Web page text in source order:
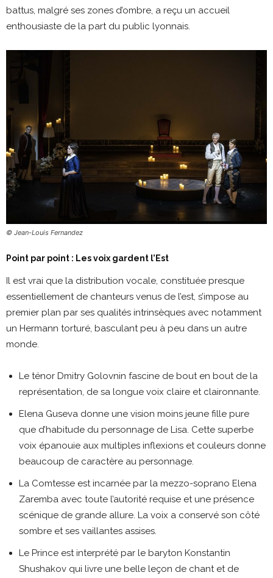
battus, malgré ses zones d’ombre, a reçu un accueil
enthousiaste de la part du public lyonnais.
© Jean-Louis Fernandez
Point par point : Les voix gardent l’Est
Il est vrai que la distribution vocale, constituée presque
essentiellement de chanteurs venus de l’est, s’impose au
premier plan par ses qualités intrinsèques avec notamment
un Hermann torturé, basculant peu à peu dans un autre
monde.
Le ténor Dmitry Golovnin fascine de bout en bout de la
représentation, de sa longue voix claire et claironnante.
Elena Guseva donne une vision moins jeune fille pure
que d’habitude du personnage de Lisa. Cette superbe
voix épanouie aux multiples inflexions et couleurs donne
beaucoup de caractère au personnage.
La Comtesse est incarnée par la mezzo-soprano Elena
Zaremba avec toute l’autorité requise et une présence
scénique de grande allure. La voix a conservé son côté
sombre et ses vaillantes assises.
Le Prince est interprété par le baryton Konstantin
Shushakov qui livre une belle leçon de chant et de